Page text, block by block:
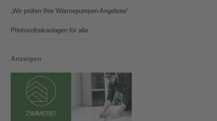
„Wir prüfen Ihre Wärmepumpen-Angebote“
Photovoltaik­­anlagen für alle
Anzeigen